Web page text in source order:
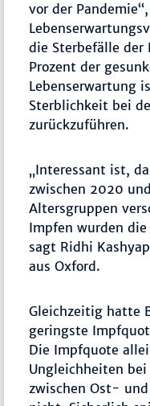
vor der
die Sterbefälle der
Prozent der
Lebenserwartung
Sterblichkeit bei
zurückzuführen.
„Interessant ist,
zwischen 2020
Altersgruppen
Impfen wurden
sagt Ridhi
aus Oxford.
Gleichzeitig hatte
geringste
Die Impfquote
Ungleichheiten
zwischen Ost-